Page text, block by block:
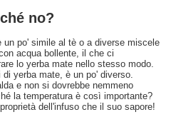
no?
un po' simile al tè o a diverse miscele
acqua bollente, il che ci
lo yerba mate nello stesso modo.
yerba mate, è un po' diverso.
e non si dovrebbe nemmeno
la temperatura è così importante?
dell'infuso che il suo sapore!